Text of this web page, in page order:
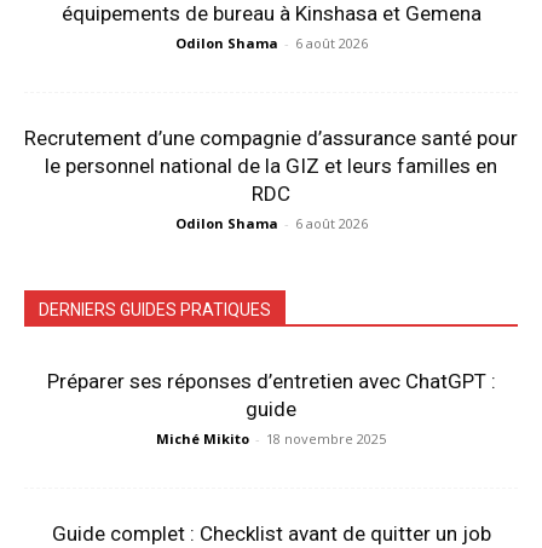
équipements de bureau à Kinshasa et Gemena
Odilon Shama - 6 août 2026
Recrutement d’une compagnie d’assurance santé pour
le personnel national de la GIZ et leurs familles en
RDC
Odilon Shama - 6 août 2026
DERNIERS GUIDES PRATIQUES
Préparer ses réponses d’entretien avec ChatGPT :
guide
Miché Mikito - 18 novembre 2025
Guide complet : Checklist avant de quitter un job